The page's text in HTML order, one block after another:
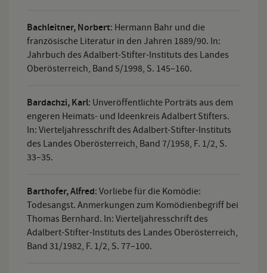
Bachleitner, Norbert: Hermann Bahr und die
französische Literatur in den Jahren 1889/90. In:
Jahrbuch des Adalbert-Stifter-Instituts des Landes
Oberösterreich, Band 5/1998, S. 145–160.
Bardachzi, Karl: Unveröffentlichte Porträts aus dem
engeren Heimats- und Ideenkreis Adalbert Stifters.
In: Vierteljahresschrift des Adalbert-Stifter-Instituts
des Landes Oberösterreich, Band 7/1958, F. 1/2, S.
33–35.
Barthofer, Alfred: Vorliebe für die Komödie:
Todesangst. Anmerkungen zum Komödienbegriff bei
Thomas Bernhard. In: Vierteljahresschrift des
Adalbert-Stifter-Instituts des Landes Oberösterreich,
Band 31/1982, F. 1/2, S. 77–100.